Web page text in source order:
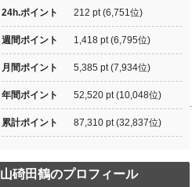
24h.ポイント 212 pt (6,751位)
週間ポイント 1,418 pt (6,795位)
月間ポイント 5,385 pt (7,934位)
年間ポイント 52,520 pt (10,048位)
累計ポイント 87,310 pt (32,837位)
山碕田鶴のプロフィール